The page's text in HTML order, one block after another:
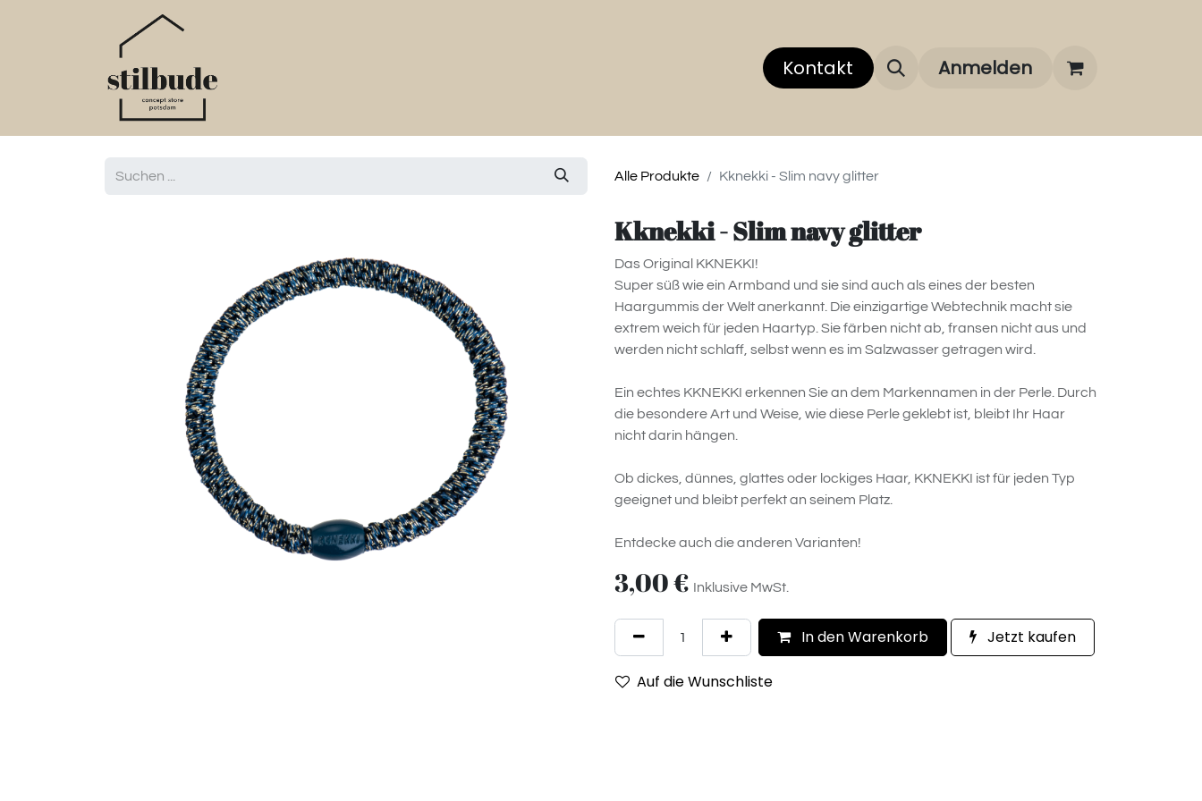
Über uns Über unsere Marken FAQ
Kontakt Anmelden
Alle Produkte Kknekki - Slim navy glitter
Kknekki - Slim navy glitter
Das Original KKNEKKI!
Super süß wie ein Armband und sie sind auch als eines der besten
Haargummis der Welt anerkannt. Die einzigartige Webtechnik macht sie
extrem weich für jeden Haartyp. Sie färben nicht ab, fransen nicht aus und
werden nicht schlaff, selbst wenn es im Salzwasser getragen wird.
Ein echtes KKNEKKI erkennen Sie an dem Markennamen in der Perle. Durch
die besondere Art und Weise, wie diese Perle geklebt ist, bleibt Ihr Haar
nicht darin hängen.
Ob dickes, dünnes, glattes oder lockiges Haar, KKNEKKI ist für jeden Typ
geeignet und bleibt perfekt an seinem Platz.
Entdecke auch die anderen Varianten!
3,00€ Inklusive MwSt.
In den Warenkorb Jetzt kaufen
Auf die Wunschliste